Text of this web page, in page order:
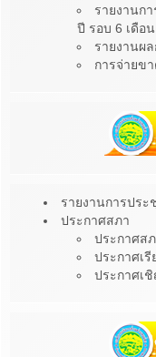
รายงานก
ปี รอบ 6 เดือน
รายงานผ
การจ่ายข
รายงานการประ
ประกาศสภา
ประกาศส
ประกาศเ
ประกาศเ